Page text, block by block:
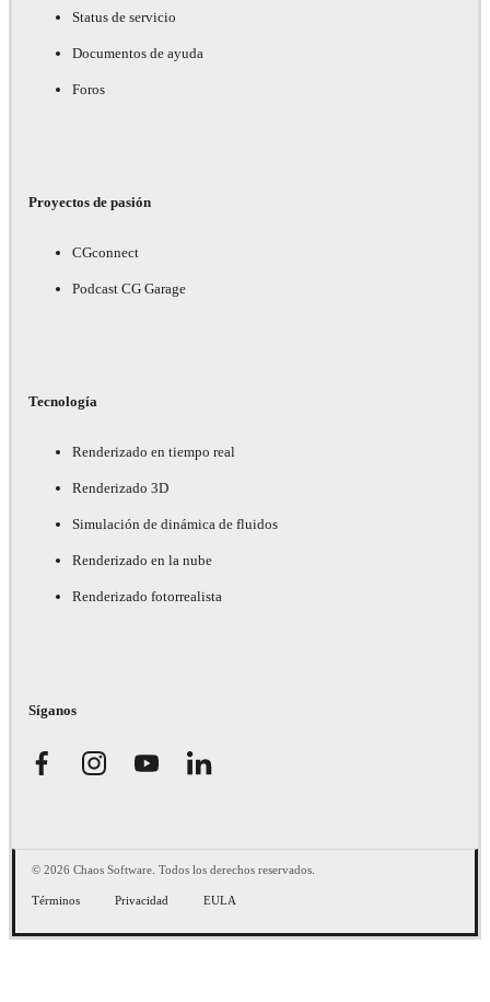
Status de servicio
Documentos de ayuda
Foros
Proyectos de pasión
CGconnect
Podcast CG Garage
Tecnología
Renderizado en tiempo real
Renderizado 3D
Simulación de dinámica de fluidos
Renderizado en la nube
Renderizado fotorrealista
Síganos
© 2026 Chaos Software. Todos los derechos reservados.
Términos Privacidad EULA